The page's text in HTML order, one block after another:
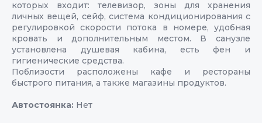
которых входит: телевизор, зоны для хранения
личных вещей, сейф, система кондиционирования с
регулировкой скорости потока в номере, удобная
кровать и дополнительным местом. В санузле
установлена душевая кабина, есть фен и
гигиенические средства.
Поблизости расположены кафе и рестораны
быстрого питания, а также магазины продуктов.
Автостоянка: Нет